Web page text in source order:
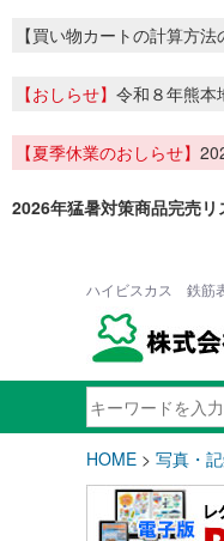
【買い物カートの計算方
【おしらせ】 令和８年熊本
【夏季休業のおしらせ】
2026年猛暑対策商品完売リ
ハイビスカス 鉄筋
HOME > 写真・